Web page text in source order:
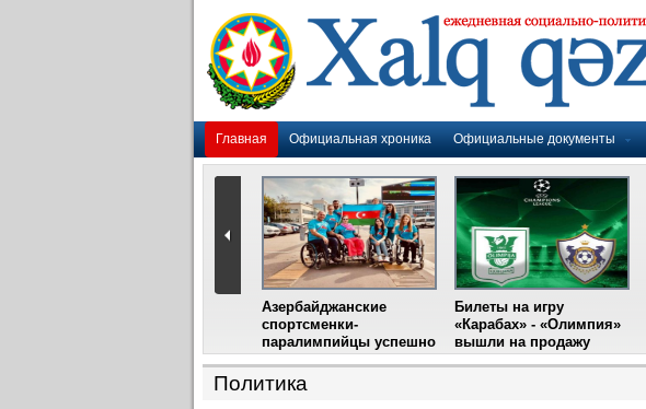
Главная Официальная хроника Официальные документы
Азербайджанские
спортсменки-
паралимпийцы успешно
выступили на III
Международном
фестивале парашютного
Билеты на игру
«Карабах» - «Олимпия»
вышли на продажу
Политика